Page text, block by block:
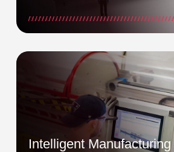
Intelligent